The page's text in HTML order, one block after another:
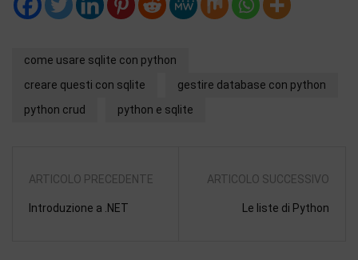
come usare sqlite con python
creare questi con sqlite
gestire database con python
python crud
python e sqlite
ARTICOLO PRECEDENTE
Introduzione a .NET
ARTICOLO SUCCESSIVO
Le liste di Python